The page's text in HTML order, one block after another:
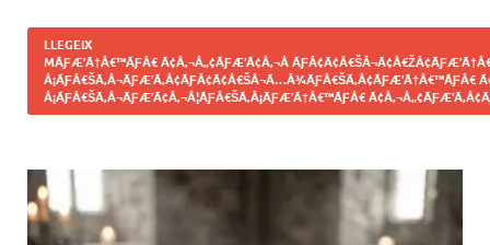
LLEGEIX
MÃƑÆ’Ã†Â€™ÃƑÂ€ Ã¢Â‚¬Â„¢ÃƑÆ’Ã¢Â‚¬Â
Â¡ÃƑÂ€ŠÃ‚Â¬ÃƑÆ’Ã‚Â¢ÃƑÂ¢Ã¢Â€ŠÂ¬Ã…Â¾ÃƑÂ€ŠÃ‚Â¢ÃƑÆ’Ã†Â€™ÃƑÂ€
Â¡ÃƑÂ€ŠÃ‚Â¬ÃƑÆ’Ã¢Â‚¬Â¦ÃƑÂ€ŠÃ‚Â¡ÃƑÆ’Ã†Â€™ÃƑÂ€